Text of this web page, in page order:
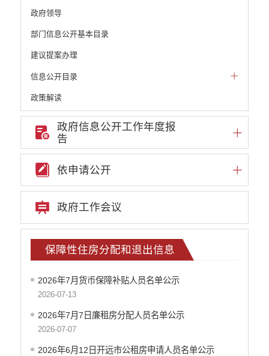
政府领导
部门信息公开基本目录
建议提案办理
信息公开目录
政策解读
机构职能和权责清单
自然资源政务公开
重点领域信息公开
重大建设项目信息
安全生产信息公开
民政信息公开
推进面向转移落户人员的服务公开
质监信息公开
学校信息公开
住房保障信息公开
保障性住房分配和退出信息
住房保障信息
工商登记和事中事后监管信息公开
价格和收费信息公开
政府信息公开工作年度报
告
依申请公开
政府工作会议
保障性住房分配和退出信息
2026年7月货币保障补贴人员名单公示
2026-07-13
2026年7月7日廉租房分配人员名单公示
2026-07-07
2026年6月12日开远市公租房申请人员名单公示